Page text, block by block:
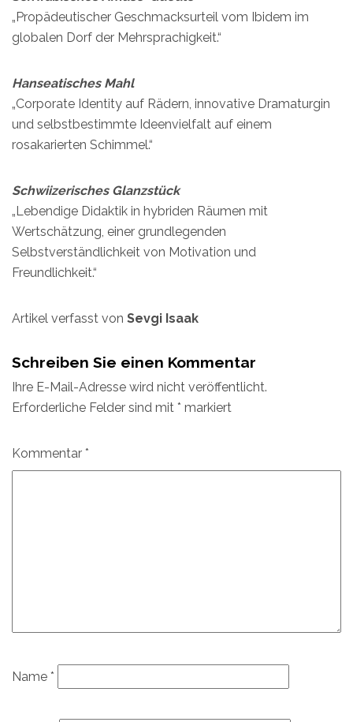
„Propädeutischer Geschmacksurteil vom Ibidem im
globalen Dorf der Mehrsprachigkeit.“
Hanseatisches Mahl
„Corporate Identity auf Rädern, innovative Dramaturgin
und selbstbestimmte Ideenvielfalt auf einem
rosakarierten Schimmel.“
Schwiizerisches Glanzstück
„Lebendige Didaktik in hybriden Räumen mit
Wertschätzung, einer grundlegenden
Selbstverständlichkeit von Motivation und
Freundlichkeit.“
Artikel verfasst von Sevgi Isaak
Schreiben Sie einen Kommentar
Ihre E-Mail-Adresse wird nicht veröffentlicht.
Erforderliche Felder sind mit * markiert
Kommentar *
Name *